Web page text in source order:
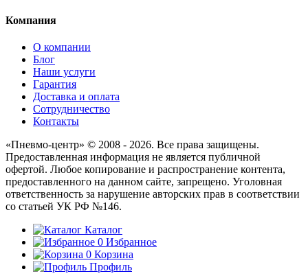
Компания
О компании
Блог
Наши услуги
Гарантия
Доставка и оплата
Сотрудничество
Контакты
«Пневмо-центр» © 2008 - 2026. Все права защищены.
Предоставленная информация не является публичной
офертой. Любое копирование и распространение контента,
предоставленного на данном сайте, запрещено. Уголовная
ответственность за нарушение авторских прав в соответствии
со статьей УК РФ №146.
Каталог
0 Избранное
0 Корзина
Профиль